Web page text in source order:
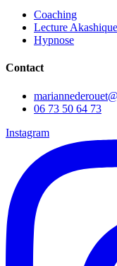
Coaching
Lecture Akashique
Hypnose
Contact
06 73 50 64 73
Instagram